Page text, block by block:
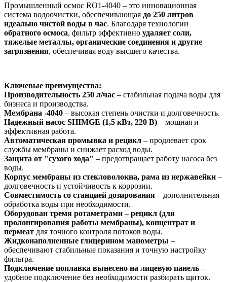
Промышленный осмос RO1-4040 – это инновационная
система водоочистки, обеспечивающая до 250 литров
идеально чистой воды в час. Благодаря технологии
обратного осмоса, фильтр эффективно удаляет соли,
тяжелые металлы, органические соединения и другие
загрязнения, обеспечивая воду высшего качества.
Ключевые преимущества:
Производительность 250 л/час – стабильная подача воды для
бизнеса и производства.
Мембрана -4040 – высокая степень очистки и долговечность.
Надежный насос SHIMGE (1,5 кВт, 220 В) – мощная и
эффективная работа.
Автоматическая промывка и рецикл – продлевает срок
службы мембраны и снижает расход воды.
Защита от "сухого хода" – предотвращает работу насоса без
воды.
Корпус мембраны из стекловолокна, рама из нержавейки –
долговечность и устойчивость к коррозии.
Совместимость со станцией дозирования – дополнительная
обработка воды при необходимости.
Оборудован тремя ротаметрами – рецикл (для
пролонгирования работы мембраны), концентрат и
пермеат для точного контроля потоков воды.
Жидконаполненные глицерином манометры –
обеспечивают стабильные показания и точную настройку
фильтра.
Подключение поплавка вынесено на лицевую панель –
удобное подключение без необходимости разбирать щиток.